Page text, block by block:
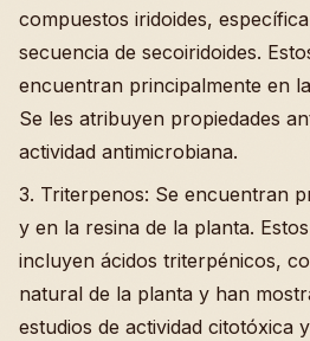
compuestos iridoides,
secuencia de secoiridoides.
encuentran principalmente en
Se les atribuyen propiedades
actividad antimicrobiana.
3. Triterpenos: Se encuentran
y en la resina de la planta.
incluyen ácidos triterpénicos,
natural de la planta y han
estudios de actividad citotóxica